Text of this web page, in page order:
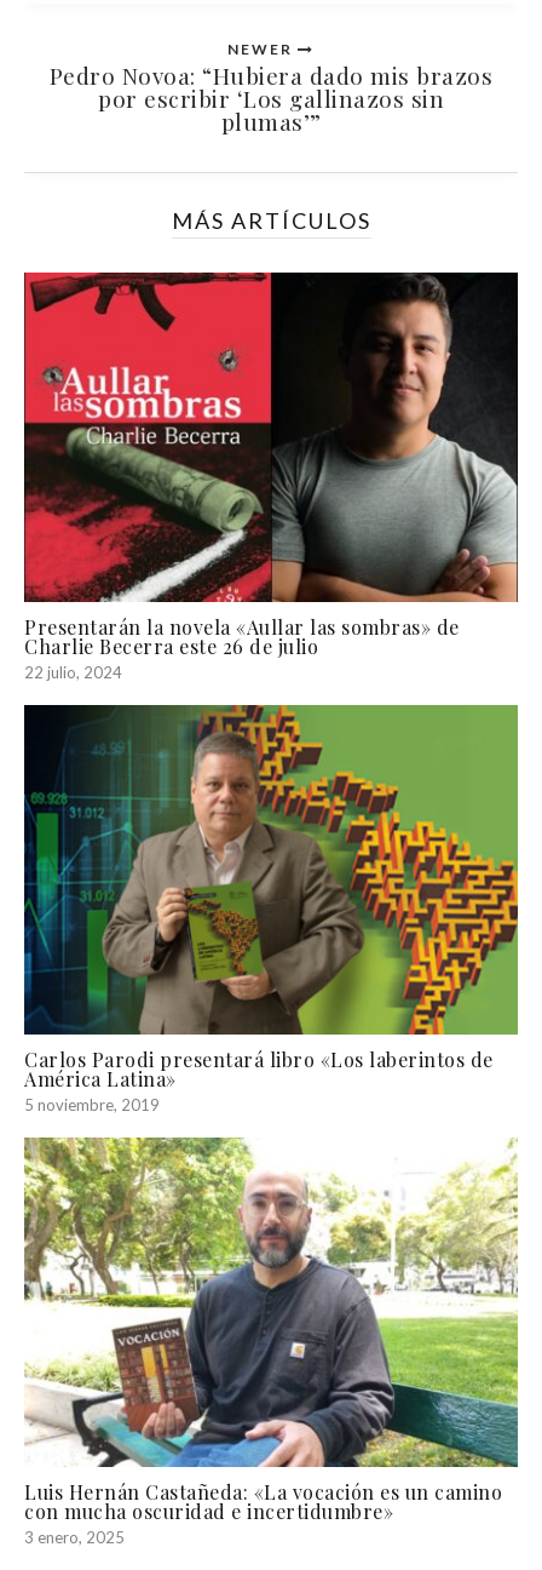
NEWER
Pedro Novoa: “Hubiera dado mis brazos
por escribir ‘Los gallinazos sin
plumas’”
MÁS ARTÍCULOS
Presentarán la novela «Aullar las sombras» de
Charlie Becerra este 26 de julio
22 julio, 2024
Carlos Parodi presentará libro «Los laberintos de
América Latina»
5 noviembre, 2019
Luis Hernán Castañeda: «La vocación es un camino
con mucha oscuridad e incertidumbre»
3 enero, 2025